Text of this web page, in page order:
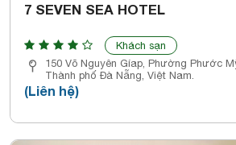
7 SEVEN SEA HOTEL
Khách sạn
150 Võ Nguyên Gíap, Phường Phước
Thành phố Đà Nẵng, Việt Nam.
(Liên hệ)